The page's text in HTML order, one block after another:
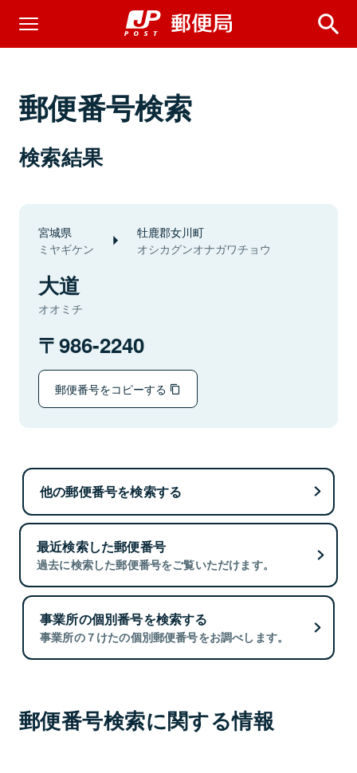
郵便番号検索
検索結果
宮城県
ミヤギケン
牡鹿郡女川町
オシカグンオナガワチョウ
大道
オオミチ
986-2240
郵便番号をコピーする
他の郵便番号を検索する
最近検索した郵便番号
過去に検索した郵便番号をご覧いただけます。
事業所の個別番号を検索する
事業所の７けたの個別郵便番号をお調べします。
郵便番号検索に関する情報